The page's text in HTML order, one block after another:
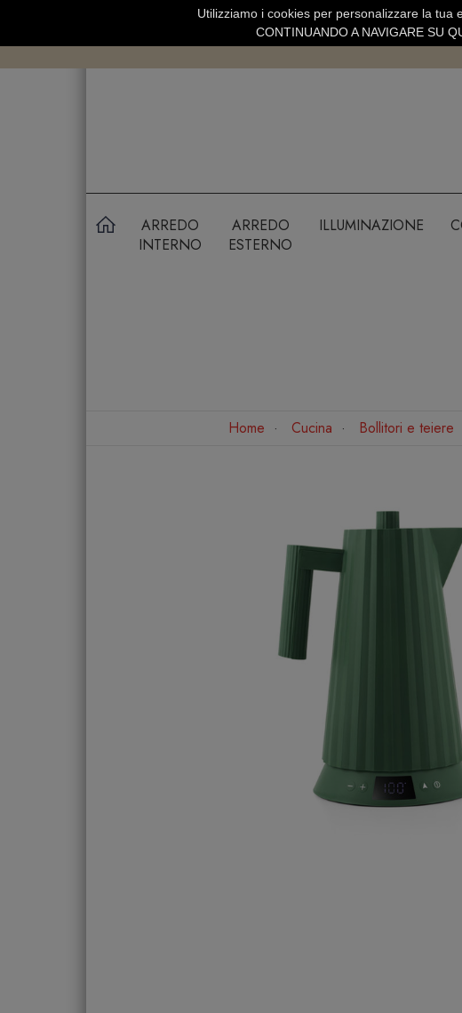
SPEDIZIONE GRATUITA SOPRA 99 EURO
ARREDO
INTERNO
ARREDO
ESTERNO
ILLUMINAZIONE
Home Cucina Bollitori e teiere
Utilizziamo i cookies per personalizzare la
CONTINUANDO A NAVIGARE SU